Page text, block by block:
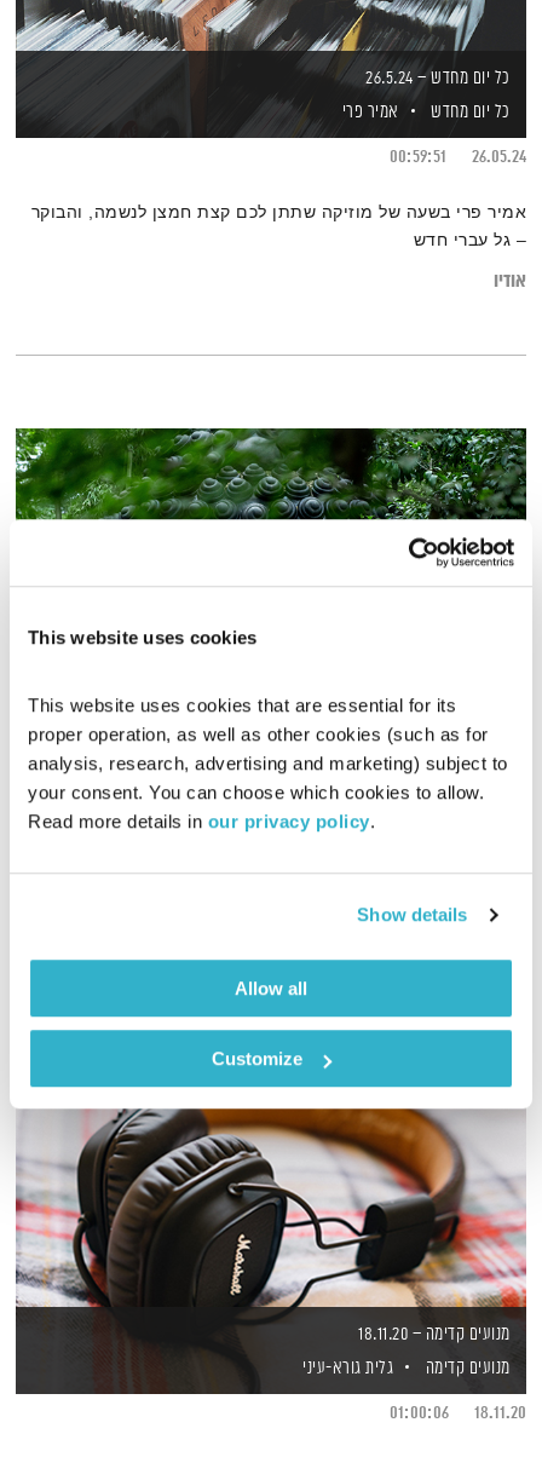
This website uses cookies
This website uses cookies that are essential for its
proper operation, as well as other cookies (such as for
analysis, research, advertising and marketing) subject to
your consent. You can choose which cookies to allow.
Read more details in our privacy policy.
Show details
Allow all
Customize
כל יום מחדש – 26.5.24
כל יום מחדש
אמיר פרי
26.05.24
00:59:51
אמיר פרי בשעה של מוזיקה שתתן לכם קצת חמצן לנשמה, והבוקר
– גל עברי חדש
אודיו
כה אמר הבודהה – מה שחשוב באמת
תרגול יומי
ניסים אמון
11.09.25
00:15:53
אודיו
מנועים קדימה – 18.11.20
מנועים קדימה
גלית גורא-עיני
18.11.20
01:00:06